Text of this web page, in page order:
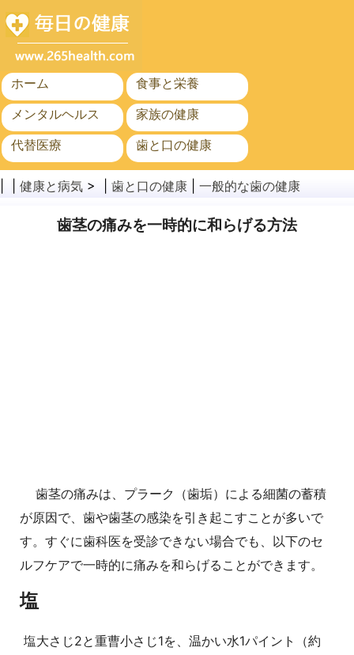
ホーム
食事と栄養
メンタルヘルス
家族の健康
代替医療
歯と口の健康
がん
公衆衛生
健康と病気 > | 歯と口の健康 一般的な歯の健康
歯茎の痛みを一時的に和らげる方法
歯茎の痛みは、プラーク（歯垢）による細菌の蓄積
が原因で、歯や歯茎の感染を引き起こすことが多いで
す。すぐに歯科医を受診できない場合でも、以下のセ
ルフケアで一時的に痛みを和らげることができます。
塩
塩大さじ2と重曹小さじ1を、温かい水1パイント（約